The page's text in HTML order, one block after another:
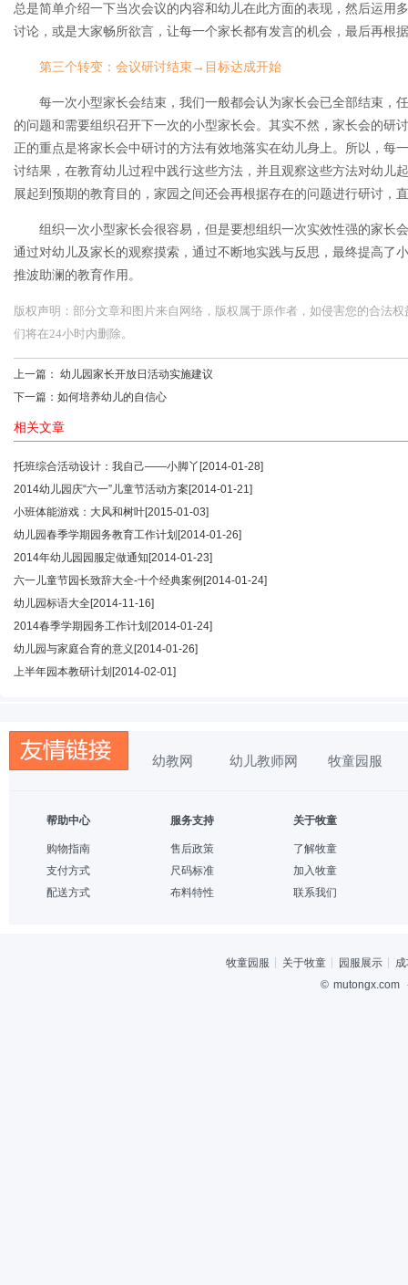
总是简单介绍一下当次会议的内容和幼儿在此方面的表现，然后运用
讨论，或是大家畅所欲言，让每一个家长都有发言的机会，最后再根
第三个转变：会议研讨结束→目标达成开始
每一次小型家长会结束，我们一般都会认为家长会已全部结束，
的问题和需要组织召开下一次的小型家长会。其实不然，家长会的研
正的重点是将家长会中研讨的方法有效地落实在幼儿身上。所以，每
讨结果，在教育幼儿过程中践行这些方法，并且观察这些方法对幼儿
展起到预期的教育目的，家园之间还会再根据存在的问题进行研讨，
组织一次小型家长会很容易，但是要想组织一次实效性强的家长
通过对幼儿及家长的观察摸索，通过不断地实践与反思，最终提高了
推波助澜的教育作用。
版权声明：部分文章和图片来自网络，版权属于原作者，如侵害您的合法
们将在24小时内删除。
上一篇： 幼儿园家长开放日活动实施建议
下一篇： 如何培养幼儿的自信心
相关文章
托班综合活动设计：我自己——小脚丫 [2014-01-28]
2014幼儿园庆“六一”儿童节活动方案 [2014-01-21]
小班体能游戏：大风和树叶[2015-01-03]
幼儿园春季学期园务教育工作计划 [2014-01-26]
2014年幼儿园园服定做通知 [2014-01-23]
六一儿童节园长致辞大全-十个经典案例 [2014-01-24]
幼儿园标语大全[2014-11-16]
2014春季学期园务工作计划 [2014-01-24]
幼儿园与家庭合育的意义 [2014-01-26]
上半年园本教研计划 [2014-02-01]
幼教网 幼儿教师网 牧童园服
帮助中心
购物指南
支付方式
配送方式
服务支持
售后政策
尺码标准
布料特性
关于牧童
了解牧童
加入牧童
联系我们
牧童园服 关于牧童 园服展示
© mutongx.com